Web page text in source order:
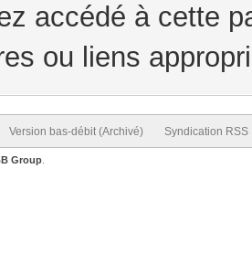
accédé à cette
ou liens
Version bas-débit (Archivé) Syndication RSS
Group